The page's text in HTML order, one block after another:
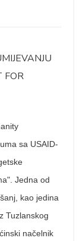
FOR
sa USAID-
Jedna od
kao jedina
Tuzlanskog
načelnik